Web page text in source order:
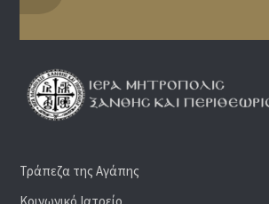
Τράπεζα της Αγάπης